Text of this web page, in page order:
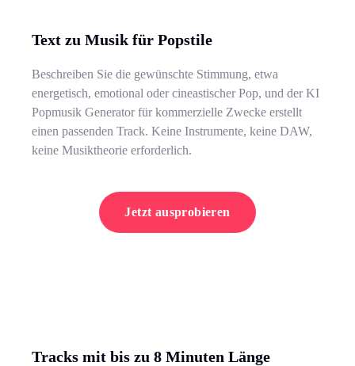
Text zu Musik für Popstile
Beschreiben Sie die gewünschte Stimmung, etwa
energetisch, emotional oder cineastischer Pop, und der KI
Popmusik Generator für kommerzielle Zwecke erstellt
einen passenden Track. Keine Instrumente, keine DAW,
keine Musiktheorie erforderlich.
Jetzt ausprobieren
Tracks mit bis zu 8 Minuten Länge